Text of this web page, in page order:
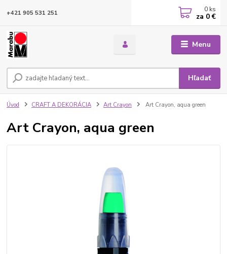
Menu
Hľadať
+421 905 531 251 0 ks
za 0 €
Úvod CRAFT A DEKORÁCIA Art Crayon Art Crayon, aqua green
Art Crayon, aqua green